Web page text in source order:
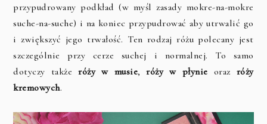
przypudrowany podkład (w myśl zasady mokre-na-mokre
suche-na-suche) i na koniec przypudrować aby utrwalić go
i zwiększyć jego trwałość. Ten rodzaj różu polecany jest
szczególnie przy cerze suchej i normalnej. To samo
dotyczy takżeróży w musie,róży w płynie oraz róży
kremowych.